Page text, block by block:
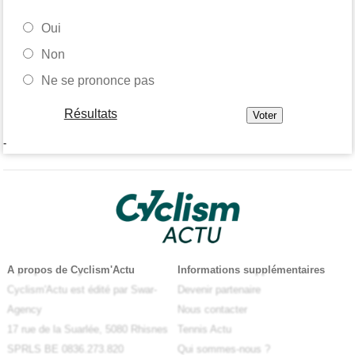
Oui
Non
Ne se prononce pas
Résultats
-
A propos de Cyclism'Actu
Cyclism'Actu est édité par Swar-
Agency
17 rue de la Suarlée, 5080 Rhisnes
SPRLS BE 0836.273.820
Informations supplémentaires
Devenir partenaire
Nous contacter
Tennis Actu
Qui sommes-nous ?